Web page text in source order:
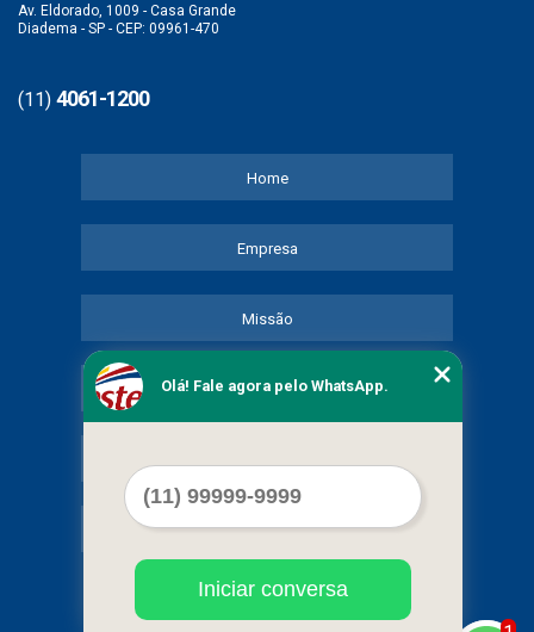
Av. Eldorado, 1009 - Casa Grande
Diadema - SP - CEP: 09961-470
(11) 4061-1200
Home
Empresa
Missão
Serviços
Mapa do site
Olá! Fale agora pelo WhatsApp.
Iniciar conversa